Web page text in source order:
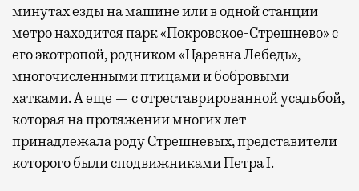
минутах езды на машине или в одной станции
метро находится парк «Покровское-Стрешнево» с
его экотропой, родником «Царевна Лебедь»,
многочисленными птицами и бобровыми
хатками. А еще — с отреставрированной усадьбой,
которая на протяжении многих лет
принадлежала роду Стрешневых, представители
которого были сподвижниками Петра I.